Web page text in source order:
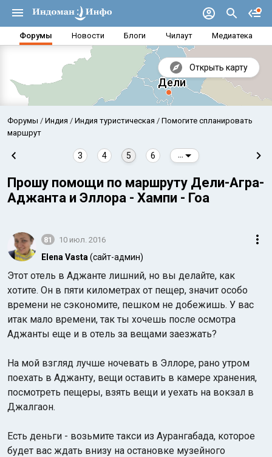
Форумы Новости Блоги Чилаут Медиатека
Открыть карту
Аравийское море
Форумы Индия Индия туристическая
Помогите спланировать
маршрут
3 4 5 6
Прошу помощи по маршруту Дели-Агра-
Аджанта и Эллора - Хампи - Гоа
81 10 июл. 2016
Elena Vasta (сайт-админ)
Этот отель в Аджанте лишний, но вы делайте, как
хотите. Он в пяти километрах от пещер, значит особо
времени не сэкономите, пешком не добежишь. У вас
итак мало времени, так ты хочешь после осмотра
Аджанты еще и в отель за вещами заезжать?
На мой взгляд лучше ночевать в Эллоре, рано утром
поехать в Аджанту, вещи оставить в камере хранения,
посмотреть пещеры, взять вещи и уехать на вокзал в
Джалгаон.
Есть деньги - возьмите такси из Аурангабада, которое
будет вас ждать внизу на остановке музейного